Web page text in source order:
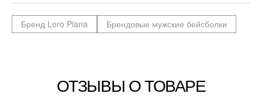
Бренд Loro Piana Брендовые мужские бейсболки
ОТЗЫВЫ О ТОВАРЕ